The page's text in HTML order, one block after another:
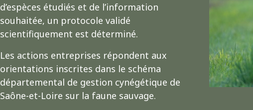
d’espèces étudiés et de l’information
souhaitée, un protocole validé
scientifiquement est déterminé.
Les actions entreprises répondent aux
orientations inscrites dans le schéma
départemental de gestion cynégétique de
Saône-et-Loire sur la faune sauvage.